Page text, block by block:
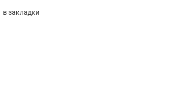
в закладки